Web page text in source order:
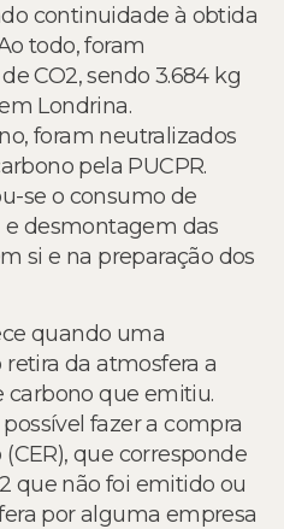
continuidade à obtida
todo, foram
CO2, sendo 3.684 kg
Londrina.
foram neutralizados
pela PUCPR.
se o consumo de
desmontagem das
si e na preparação dos
quando uma
da atmosfera a
que emitiu.
fazer a compra
que corresponde
que não foi emitido ou
por alguma empresa